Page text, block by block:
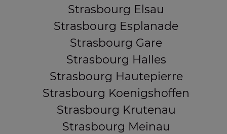
Strasbourg Elsau
Strasbourg Esplanade
Strasbourg Gare
Strasbourg Halles
Strasbourg Hautepierre
Strasbourg Koenigshoffen
Strasbourg Krutenau
Strasbourg Meinau